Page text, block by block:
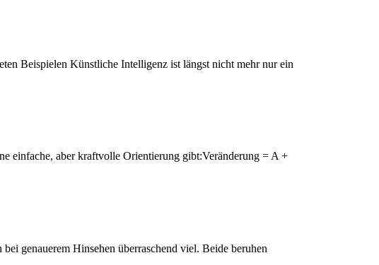
Beispielen Künstliche Intelligenz ist längst nicht mehr nur ein
einfache, aber kraftvolle Orientierung gibt:Veränderung = A +
genauerem Hinsehen überraschend viel. Beide beruhen